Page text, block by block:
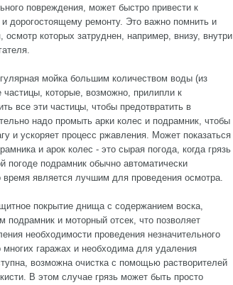
повреждения, может быстро привести к
дорогостоящему ремонту. Это важно помнить и
которых затруднен, например, внизу, внутри
мойка большим количеством воды (из
которые, возможно, прилипли к
все эти частицы, чтобы предотвратить в
надо промыть арки колес и подрамник, чтобы
и ускоряет процесс ржавления. Может показаться
и арок колес - это сырая погода, когда грязь
погоде подрамник обычно автоматически
время является лучшим для проведения осмотра.
покрытие днища с содержанием воска,
подрамник и моторный отсек, что позволяет
необходимости проведения незначительного
гаражах и необходима для удаления
возможна очистка с помощью растворителей
В этом случае грязь может быть просто